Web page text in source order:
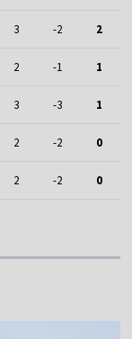
3 -2 2
2 -1 1
3 -3 1
2 -2 0
2 -2 0